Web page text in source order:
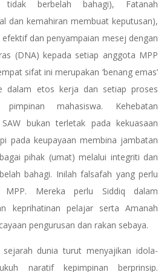
tidak berbelah bahagi), Fatanah
dan kemahiran membuat keputusan),
dan penyampaian mesej dengan
(DNA) kepada setiap anggota MPP
sifat ini merupakan ‘benang emas’
dalam etos kerja dan setiap proses
mahasiswa. Kehebatan
bukan terletak pada kekuasaan
pada keupayaan membina jambatan
pihak (umat) melalui integriti dan
bahagi. Inilah falsafah yang perlu
Mereka perlu Siddiq dalam
keprihatinan pelajar serta Amanah
pengurusan dan rakan sebaya.
dunia turut menyajikan idola-
naratif kepimpinan berprinsip.